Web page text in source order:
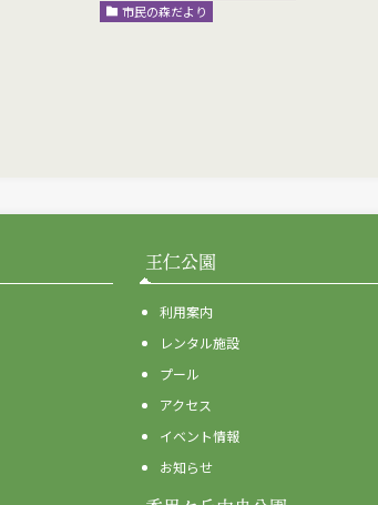
市民の森だより
王仁公園
利用案内
レンタル施設
プール
アクセス
イベント情報
お知らせ